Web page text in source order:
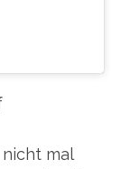
mal